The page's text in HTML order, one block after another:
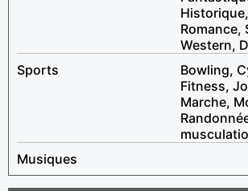
Romance,
Western,
Sports
Bowling,
Fitness,
Marche,
Musiques